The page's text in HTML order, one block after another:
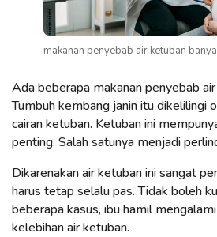
makanan penyebab air ketuban
Ada beberapa makanan penyebab
Tumbuh kembang janin itu dikelilingi
cairan ketuban. Ketuban ini
penting. Salah satunya menjadi
Dikarenakan air ketuban ini sangat
harus tetap selalu pas. Tidak boleh
beberapa kasus, ibu hamil
kelebihan air ketuban.